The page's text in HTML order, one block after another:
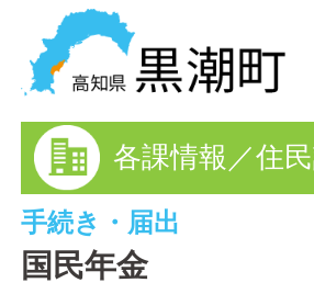
HOME
まちの情報
各課情報
黒潮
各課情報／住
手続き・届出
国民年金